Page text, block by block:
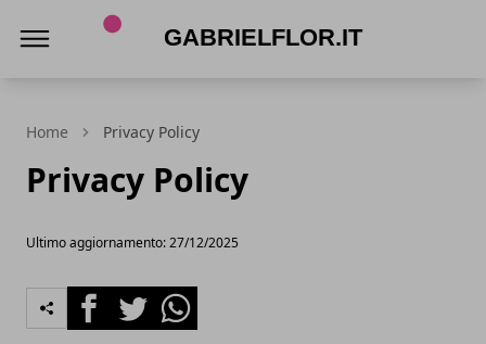
Home Privacy Policy
Privacy Policy
Ultimo aggiornamento: 27/12/2025
FacebookTwitterWhatsapp